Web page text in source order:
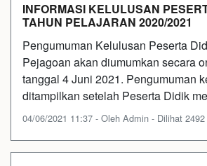
INFORMASI KELULUSAN
TAHUN PELAJARAN 2020/2021
Pengumuman Kelulusan Peserta
Pejagoan akan diumumkan secara
tanggal 4 Juni 2021. Pengumuman
ditampilkan setelah Peserta Didik
04/06/2021 11:37 - Oleh Admin - Dilihat 2492